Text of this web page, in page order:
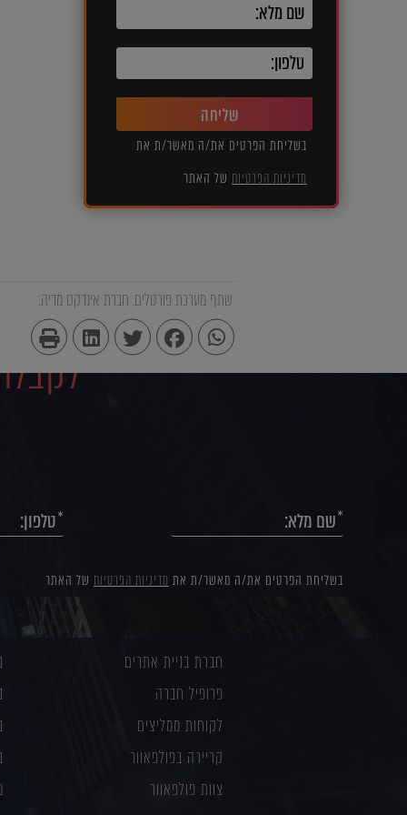
שליחה
בשליחת הפרטים את/ה מאשר/ת את
מדיניות הפרטיות של האתר
שתף מערכת פורטלים. חברת אינדקס מדיה:
בשליחת הפרטים את/ה מאשר/ת את מדיניות הפרטיות של האתר
חברת בניית אתרים
פרופיל חברה
לקוחות ממליצים
קריירה בפולפאוור
צוות פולפאוור